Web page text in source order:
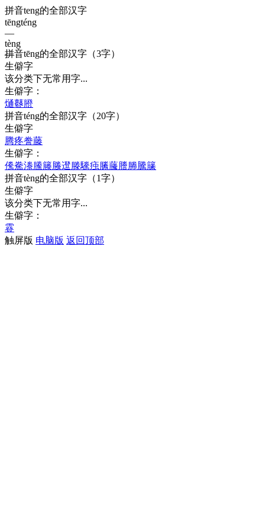
拼音teng的全部汉字
tēngténg
—
tèng
—
拼音tēng的全部汉字 （3字）
生僻字
该分类下无常用字...
生僻字：
熥鼟膯
拼音téng的全部汉字 （20字）
生僻字
腾疼誊藤
生僻字：
儯駦漛鰧籐螣邆滕驣痋縢虅謄幐騰籘
拼音tèng的全部汉字 （1字）
生僻字
该分类下无常用字...
生僻字：
霯
触屏版 电脑版 返回顶部